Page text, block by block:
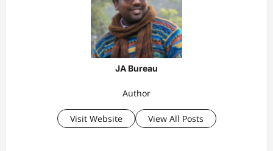
JA Bureau
Author
Visit Website View All Posts